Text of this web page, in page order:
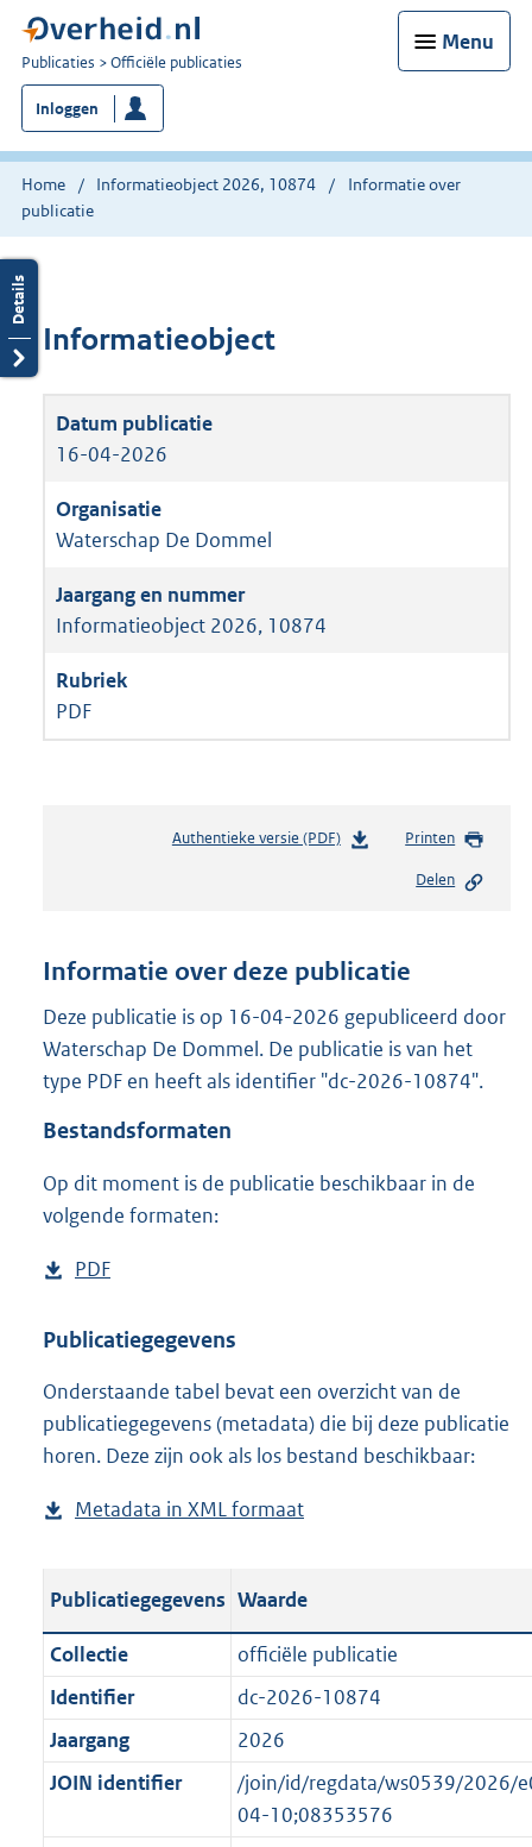
Menu
U
bent
nu
hier:
Publicaties Officiële publicaties
Inloggen
Home Informatieobject 2026, 10874
Informatie over
publicatie
Informatieobject
16-04-2026
Waterschap De Dommel
Informatieobject 2026, 10874
PDF
Authentieke versie (PDF)b
n
s
g
r
o
e
n
Printen
Delen
Informatie over deze publicatie
Deze publicatie is op 16-04-2026 gepubliceerd door
Waterschap De Dommel. De publicatie is van het
type PDF en heeft als identifier "dc-2026-10874".
Bestandsformaten
Op dit moment is de publicatie beschikbaar in de
volgende formaten:
D
w
l
o
a
p
b
i
c
a
t
i
PDF
s
a
n
d
g
o
t
t
e
:
o
Publicatiegegevens
Onderstaande tabel bevat een overzicht van de
publicatiegegevens (metadata) die bij deze publicatie
horen. Deze zijn ook als los bestand beschikbaar:
Metadata in XML formaat
t
a
n
d
g
r
o
Publicatiegegevens Waarde
Collectie
officiële publicatie
Identifier
dc-2026-10874
Jaargang
2026
JOIN identifier
/join/id/regdata/ws0539/2026/
04-10;08353576